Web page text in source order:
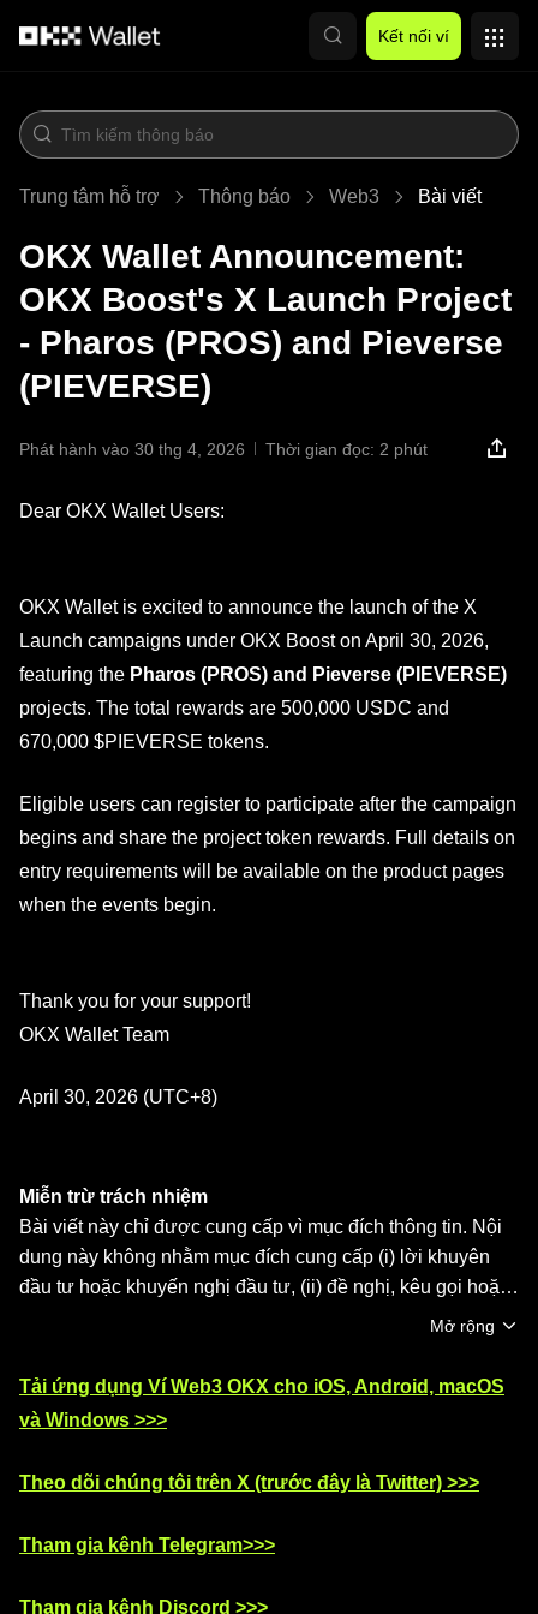
Kết nối ví
Trung tâm hỗ trợ Thông báo Web3 Bài viết
OKX Wallet Announcement:
OKX Boost's X Launch Project
- Pharos (PROS) and Pieverse
(PIEVERSE)
Phát hành vào 30 thg 4, 2026 Thời gian đọc: 2 phút
Dear OKX Wallet Users:
OKX Wallet is excited to announce the launch of the X
Launch campaigns under OKX Boost on April 30, 2026,
featuring the Pharos (PROS) and Pieverse (PIEVERSE)
projects. The total rewards are 500,000 USDC and
670,000 $PIEVERSE tokens.
Eligible users can register to participate after the campaign
begins and share the project token rewards. Full details on
entry requirements will be available on the product pages
when the events begin.
Thank you for your support!
OKX Wallet Team
April 30, 2026 (UTC+8)
Miễn trừ trách nhiệm
Bài viết này chỉ được cung cấp vì mục đích thông tin. Nội
dung này không nhằm mục đích cung cấp (i) lời khuyên
đầu tư hoặc khuyến nghị đầu tư, (ii) đề nghị, kêu gọi hoặc
khuyến khích mua, bán hoặc nắm giữ tài sản kỹ thuật số,
thuế Tài sản kỹ thuật số, bao gồm stablecoin và NFT, đều
chịu biến động thị trường, có mức độ rủi ro cao, có thể
thuật số có phù hợp với bạn không. Ví Web3 OKX chỉ là
tương tác với các nền tảng bên thứ ba, và không kiểm
Mở rộng
Tải ứng dụng Ví Web3 OKX cho iOS, Android, macOS
và Windows >>>
Theo dõi chúng tôi trên X (trước đây là Twitter) >>>
Tham gia kênh Telegram>>>
Tham gia kênh Discord >>>